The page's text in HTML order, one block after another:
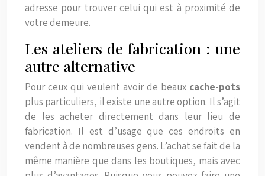
adresse pour trouver celui qui est à proximité de
votre demeure.
Les ateliers de fabrication : une
autre alternative
Pour ceux qui veulent avoir de beaux cache-pots
plus particuliers, il existe une autre option. Il s’agit
de les acheter directement dans leur lieu de
fabrication. Il est d’usage que ces endroits en
vendent à de nombreuses gens. L’achat se fait de la
même manière que dans les boutiques, mais avec